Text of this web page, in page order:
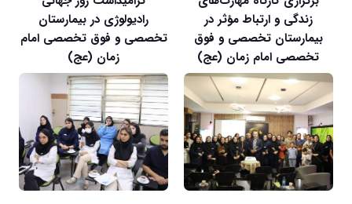
زندگی و ارتباط مؤثر در
بیمارستان تخصصی و فوق
تخصصی امام زمان (عج)
رادیولوژی در بیمارستان
تخصصی و فوق تخصصی امام
زمان (عج)